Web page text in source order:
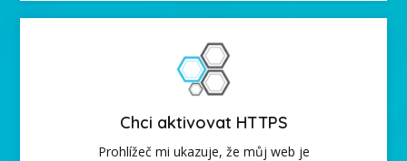
Chci aktivovat HTTPS
Prohlížeč mi ukazuje, že můj web je